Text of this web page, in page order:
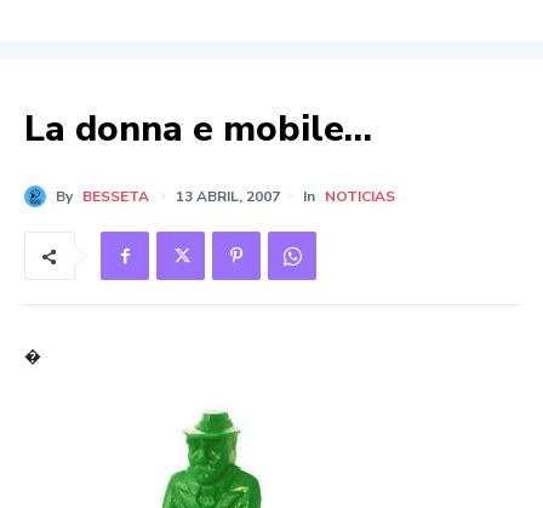
La donna e mobile…
By BESSETA 13 ABRIL, 2007 In NOTICIAS
�